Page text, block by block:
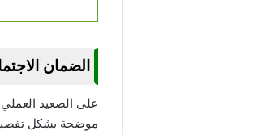
الضمان
موضحة بشكل